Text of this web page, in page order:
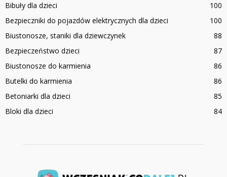
Bibuły dla dzieci
100
Bezpieczniki do pojazdów elektrycznych dla dzieci
100
Biustonosze, staniki dla dziewczynek
88
Bezpieczeństwo dzieci
87
Biustonosze do karmienia
86
Butelki do karmienia
86
Betoniarki dla dzieci
85
Bloki dla dzieci
84